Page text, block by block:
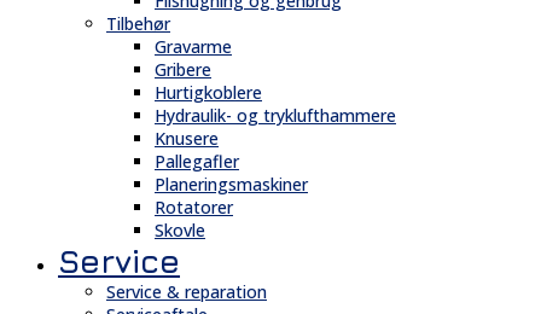
Tilbehør
Gravarme
Gribere
Hurtigkoblere
Hydraulik- og tryklufthammere
Knusere
Pallegafler
Planeringsmaskiner
Rotatorer
Skovle
Service
Service & reparation